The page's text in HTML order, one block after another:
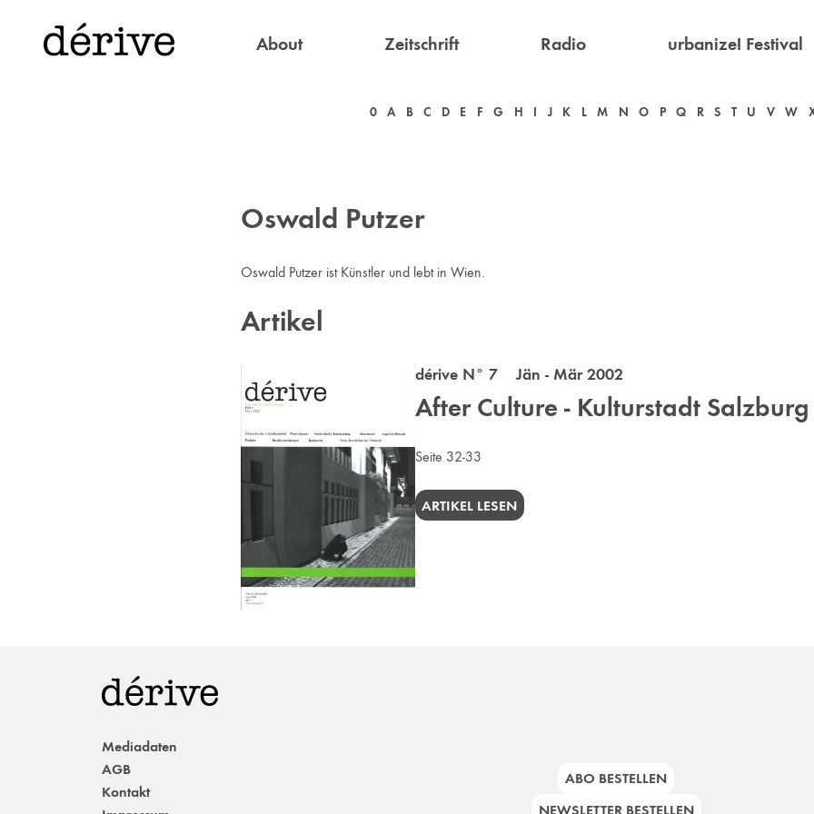
About Zeitschrift Radio urbanize! Festival
0 A B C D E F G H I J K L M N O P Q R S T U V W
Oswald Putzer
Oswald Putzer ist Künstler und lebt in Wien.
Artikel
dérive N° 7 Jän - Mär 2002
After Culture - Kulturstadt Salzburg
Seite 32-33
ARTIKEL LESEN
Mediadaten
AGB
Kontakt
ABO BESTELLEN
NEWSLETTER BESTELLEN